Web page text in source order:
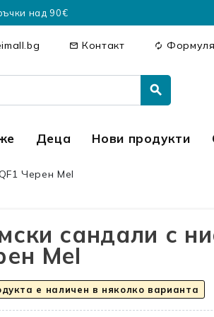
над 90€
mail_outline Контакт autorenew
search
Деца Нови продукти
Черен MeI
сандали с
MeI
е наличен в няколко варианта